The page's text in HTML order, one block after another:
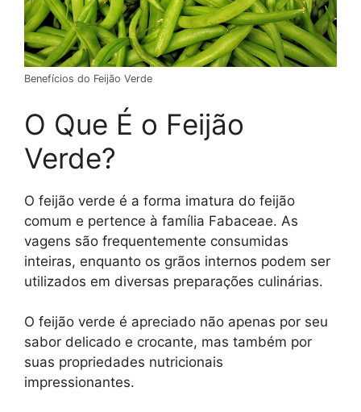
Benefícios do Feijão Verde
O Que É o Feijão
Verde?
O feijão verde é a forma imatura do feijão
comum e pertence à família Fabaceae. As
vagens são frequentemente consumidas
inteiras, enquanto os grãos internos podem ser
utilizados em diversas preparações culinárias.
O feijão verde é apreciado não apenas por seu
sabor delicado e crocante, mas também por
suas propriedades nutricionais
impressionantes.